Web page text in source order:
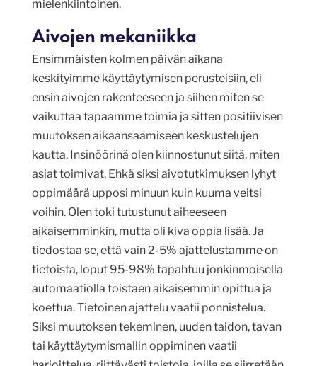
mielenkiintoinen.
Aivojen mekaniikka
Ensimmäisten kolmen päivän aikana
keskityimme käyttäytymisen perusteisiin, eli
ensin aivojen rakenteeseen ja siihen miten se
vaikuttaa tapaamme toimia ja sitten positiivisen
muutoksen aikaansaamiseen keskustelujen
kautta. Insinöörinä olen kiinnostunut siitä, miten
asiat toimivat. Ehkä siksi aivotutkimuksen lyhyt
oppimäärä upposi minuun kuin kuuma veitsi
voihin. Olen toki tutustunut aiheeseen
aikaisemminkin, mutta oli kiva oppia lisää. Ja
tiedostaa se, että vain 2-5% ajattelustamme on
tietoista, loput 95-98% tapahtuu jonkinmoisella
automaatiolla toistaen aikaisemmin opittua ja
koettua. Tietoinen ajattelu vaatii ponnistelua.
Siksi muutoksen tekeminen, uuden taidon, tavan
tai käyttäytymismallin oppiminen vaatii